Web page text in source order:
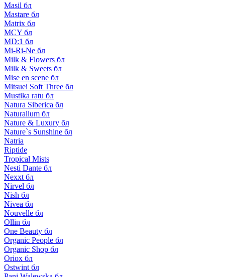
Masil бл
Mastare бл
Matrix бл
MCY бл
MD:1 бл
Mi-Ri-Ne бл
Milk & Flowers бл
Milk & Sweets бл
Mise en scene бл
Mitsuei Soft Three бл
Mustika ratu бл
Natura Siberica бл
Naturalium бл
Nature & Luxury бл
Nature`s Sunshine бл
Natria
Riptide
Tropical Mists
Nesti Dante бл
Nexxt бл
Nirvel бл
Nish бл
Nivea бл
Nouvelle бл
Ollin бл
One Beauty бл
Organic People бл
Organic Shop бл
Oriox бл
Ostwint бл